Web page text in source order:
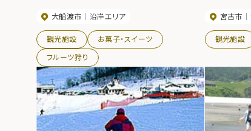
ルフェや、地元食材を活かしたランチメニューが
味わえます。
大船渡市 沿岸エリア
観光施設
お菓子・スイーツ
フルーツ狩り
え、災害の
世代に伝え
宮古市
観光施設